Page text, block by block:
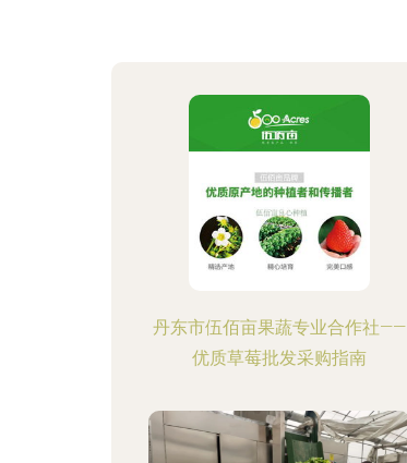
丹东市伍佰亩果蔬专业合作社——
优质草莓批发采购指南